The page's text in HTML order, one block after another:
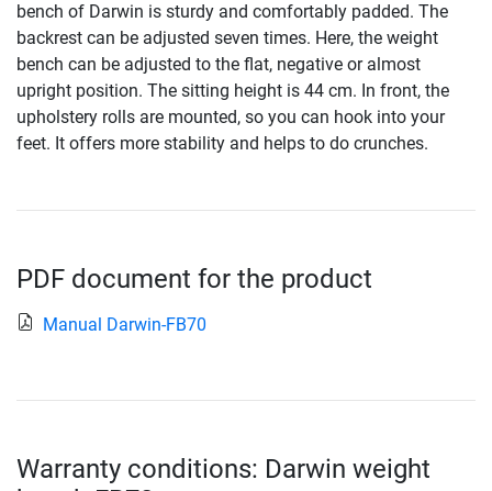
bench of Darwin is sturdy and comfortably padded. The
backrest can be adjusted seven times. Here, the weight
bench can be adjusted to the flat, negative or almost
upright position. The sitting height is 44 cm. In front, the
upholstery rolls are mounted, so you can hook into your
feet. It offers more stability and helps to do crunches.
PDF document for the product
Manual Darwin-FB70
Warranty conditions: Darwin weight